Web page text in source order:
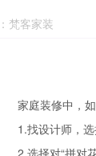
梵客家装
家庭装修中，
1.找设计师，
2.选择对“拼对